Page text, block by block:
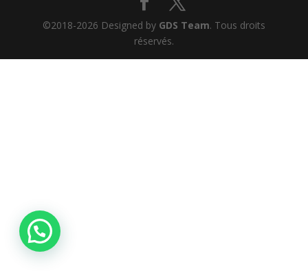
©2018-2026 Designed by GDS Team. Tous droits
réservés.